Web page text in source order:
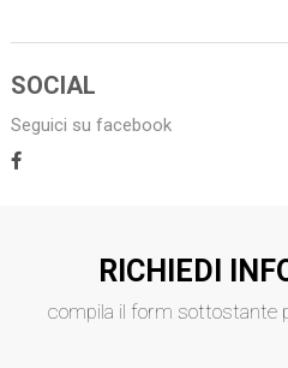
SOCIAL
Seguici su facebook
RICHIEDI
compila il form sottostante